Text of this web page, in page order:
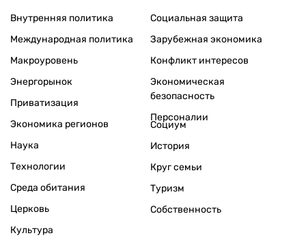
Внутренняя политика
Международная политика
Макроуровень
Энергорынок
Приватизация
Экономика регионов
Социальная защита
Зарубежная экономика
Конфликт интересов
Экономическая
безопасность
Персоналии
Наука
Технологии
Среда обитания
Церковь
Культура
Социум
История
Круг семьи
Туризм
Собственность